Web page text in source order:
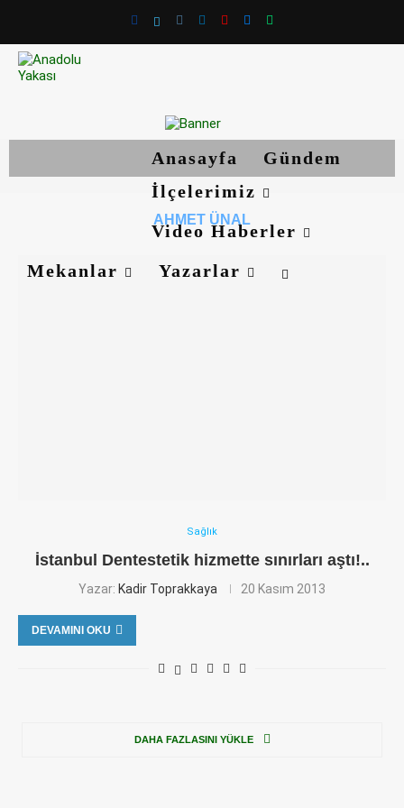
Anasayfa
Gündem
İlçelerimiz
Video Haberler
Mekanlar
Yazarlar
AHMET ÜNAL
Sağlık
İstanbul Dentestetik hizmette sınırları aştı!..
Yazar: Kadir Toprakkaya 20 Kasım 2013
DEVAMINI OKU
DAHA FAZLASINI YÜKLE